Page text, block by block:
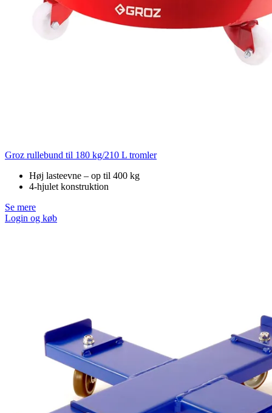
Groz rullebund til 180 kg/210 L tromler
Høj lasteevne – op til 400 kg
4-hjulet konstruktion
Se mere
Login og køb